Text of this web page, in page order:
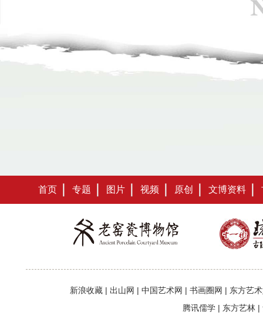
首页 专题 图片 视频 原创 文博资料
新浪收藏 | 出山网 | 中国艺术网 | 书画圈网 | 东方艺
腾讯儒学 | 东方艺林 |